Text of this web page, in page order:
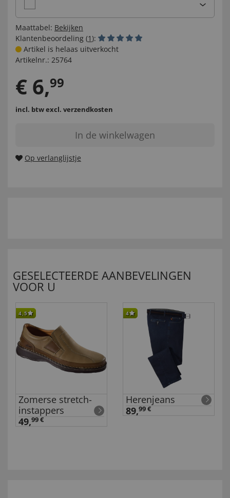
Maattabel: Bekijken
Klantenbeoordeling (1):
Artikel is helaas uitverkocht
Artikelnr.: 25764
€ 6,99
incl. btwexcl. verzendkosten
In de winkelwagen
Op verlanglijstje
GESELECTEERDE AANBEVELINGEN
VOOR U
4,5
Zomerse stretch-
instappers
49,99 €
4
Herenjeans
89,99 €